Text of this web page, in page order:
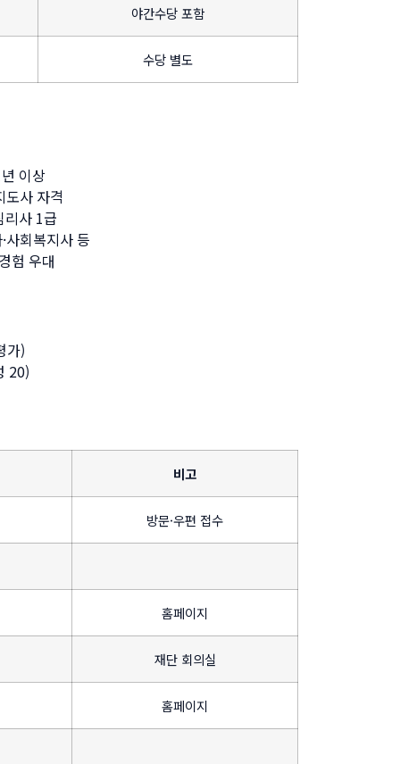
야간수당 포함
수당 별도
이상
사 자격
리사 1급
사회복지사 등
험 우대
가)
20)
비고
방문·우편 접수
홈페이지
재단 회의실
홈페이지